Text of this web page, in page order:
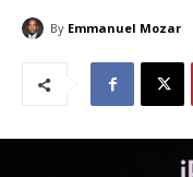
By Emmanuel Mozar